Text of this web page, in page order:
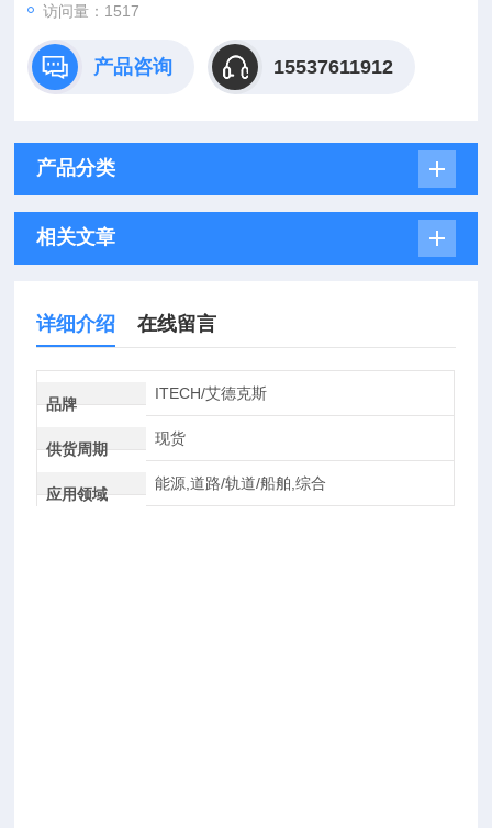
访问量：1517
产品咨询 15537611912
产品分类
相关文章
详细介绍 在线留言
品牌
ITECH/艾德克斯
供货周期
现货
应用领域
能源,道路/轨道/船舶,综合